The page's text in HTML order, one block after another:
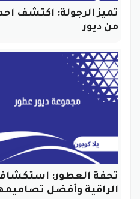
تميز الرجولة: اكتشف
من ديور
تحفة العطور:
الراقية وأفضل